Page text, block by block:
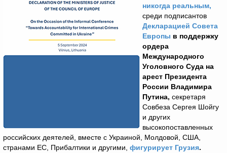
никогда реальным,
среди подписантов
Декларацией Совета
Европы в поддержку
ордера
Международного
Уголовного Суда на
арест Президента
России Владимира
Путина, секретаря
Совбеза Сергея Шойгу
и других
высокопоставленных
российских деятелей, вместе с Украиной, Молдовой, США,
странами ЕС, Прибалтики и другими, фигурирует Грузия.